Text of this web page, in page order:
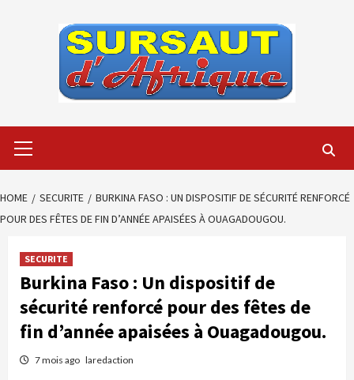
Menu
HOME SECURITE
BURKINA FASO : UN DISPOSITIF DE SÉCURITÉ RENFORCÉ
POUR DES FÊTES DE FIN D’ANNÉE APAISÉES À OUAGADOUGOU.
SECURITE
Burkina Faso : Un dispositif de
sécurité renforcé pour des fêtes de
fin d’année apaisées à Ouagadougou.
7 mois ago laredaction